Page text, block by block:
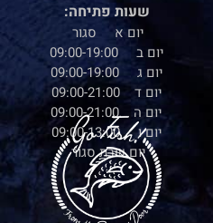
שעות פתיחה:
יום א סגור
יום ב 09:00-19:00
יום ג 09:00-19:00
יום ד 09:00-21:00
יום ה 09:00-21:00
יום ו 09:00-13:00
יום שבת סגור